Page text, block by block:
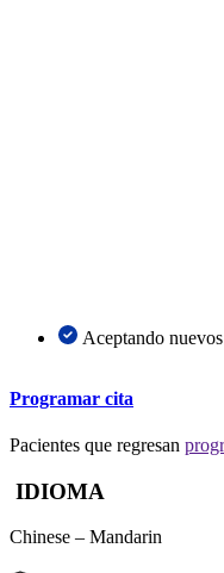
Aceptando
Programar cita
Pacientes que regresan
IDIOMA
Chinese – Mandarin